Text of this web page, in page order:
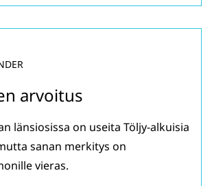
arvoitus
länsiosissa on useita Töljy-alkuisia
sanan merkitys on
vieras.